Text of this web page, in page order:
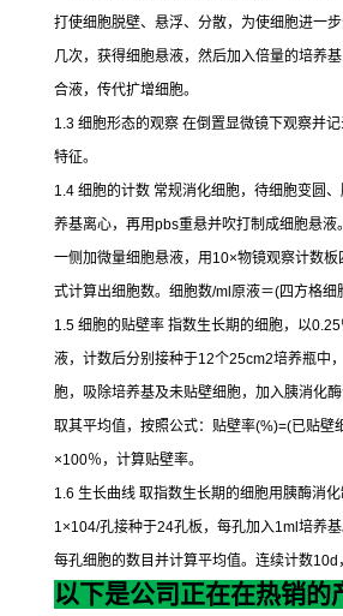
打使细胞脱壁、悬浮、分散，为使细胞进一步
几次，获得细胞悬液，然后加入倍量的培养
合液，传代扩增细胞。
1.3 细胞形态的观察 在倒置显微镜下观察并
特征。
1.4 细胞的计数 常规消化细胞，待细胞变圆
养基离心，再用pbs重悬并吹打制成细胞悬
一侧加微量细胞悬液，用 10×物镜观察计数板
式计算出细胞数。细胞数/ml 原液＝(四方格细
1.5 细胞的贴壁率 指数生长期的细胞，以0.25
液，计数后分别接种于12个25cm2培养瓶中
胞，吸除培养基及未贴壁细胞，加入胰消化酶
取其平均值，按照公式：贴壁率(%)=(已贴壁
×100％，计算贴壁率。
1.6 生长曲线 取指数生长期的细胞用胰酶消
1×104/孔接种于24孔板，每孔加入1ml 培养
每孔细胞的数目并计算平均值。连续计数10d
以下是公司正在在热销的